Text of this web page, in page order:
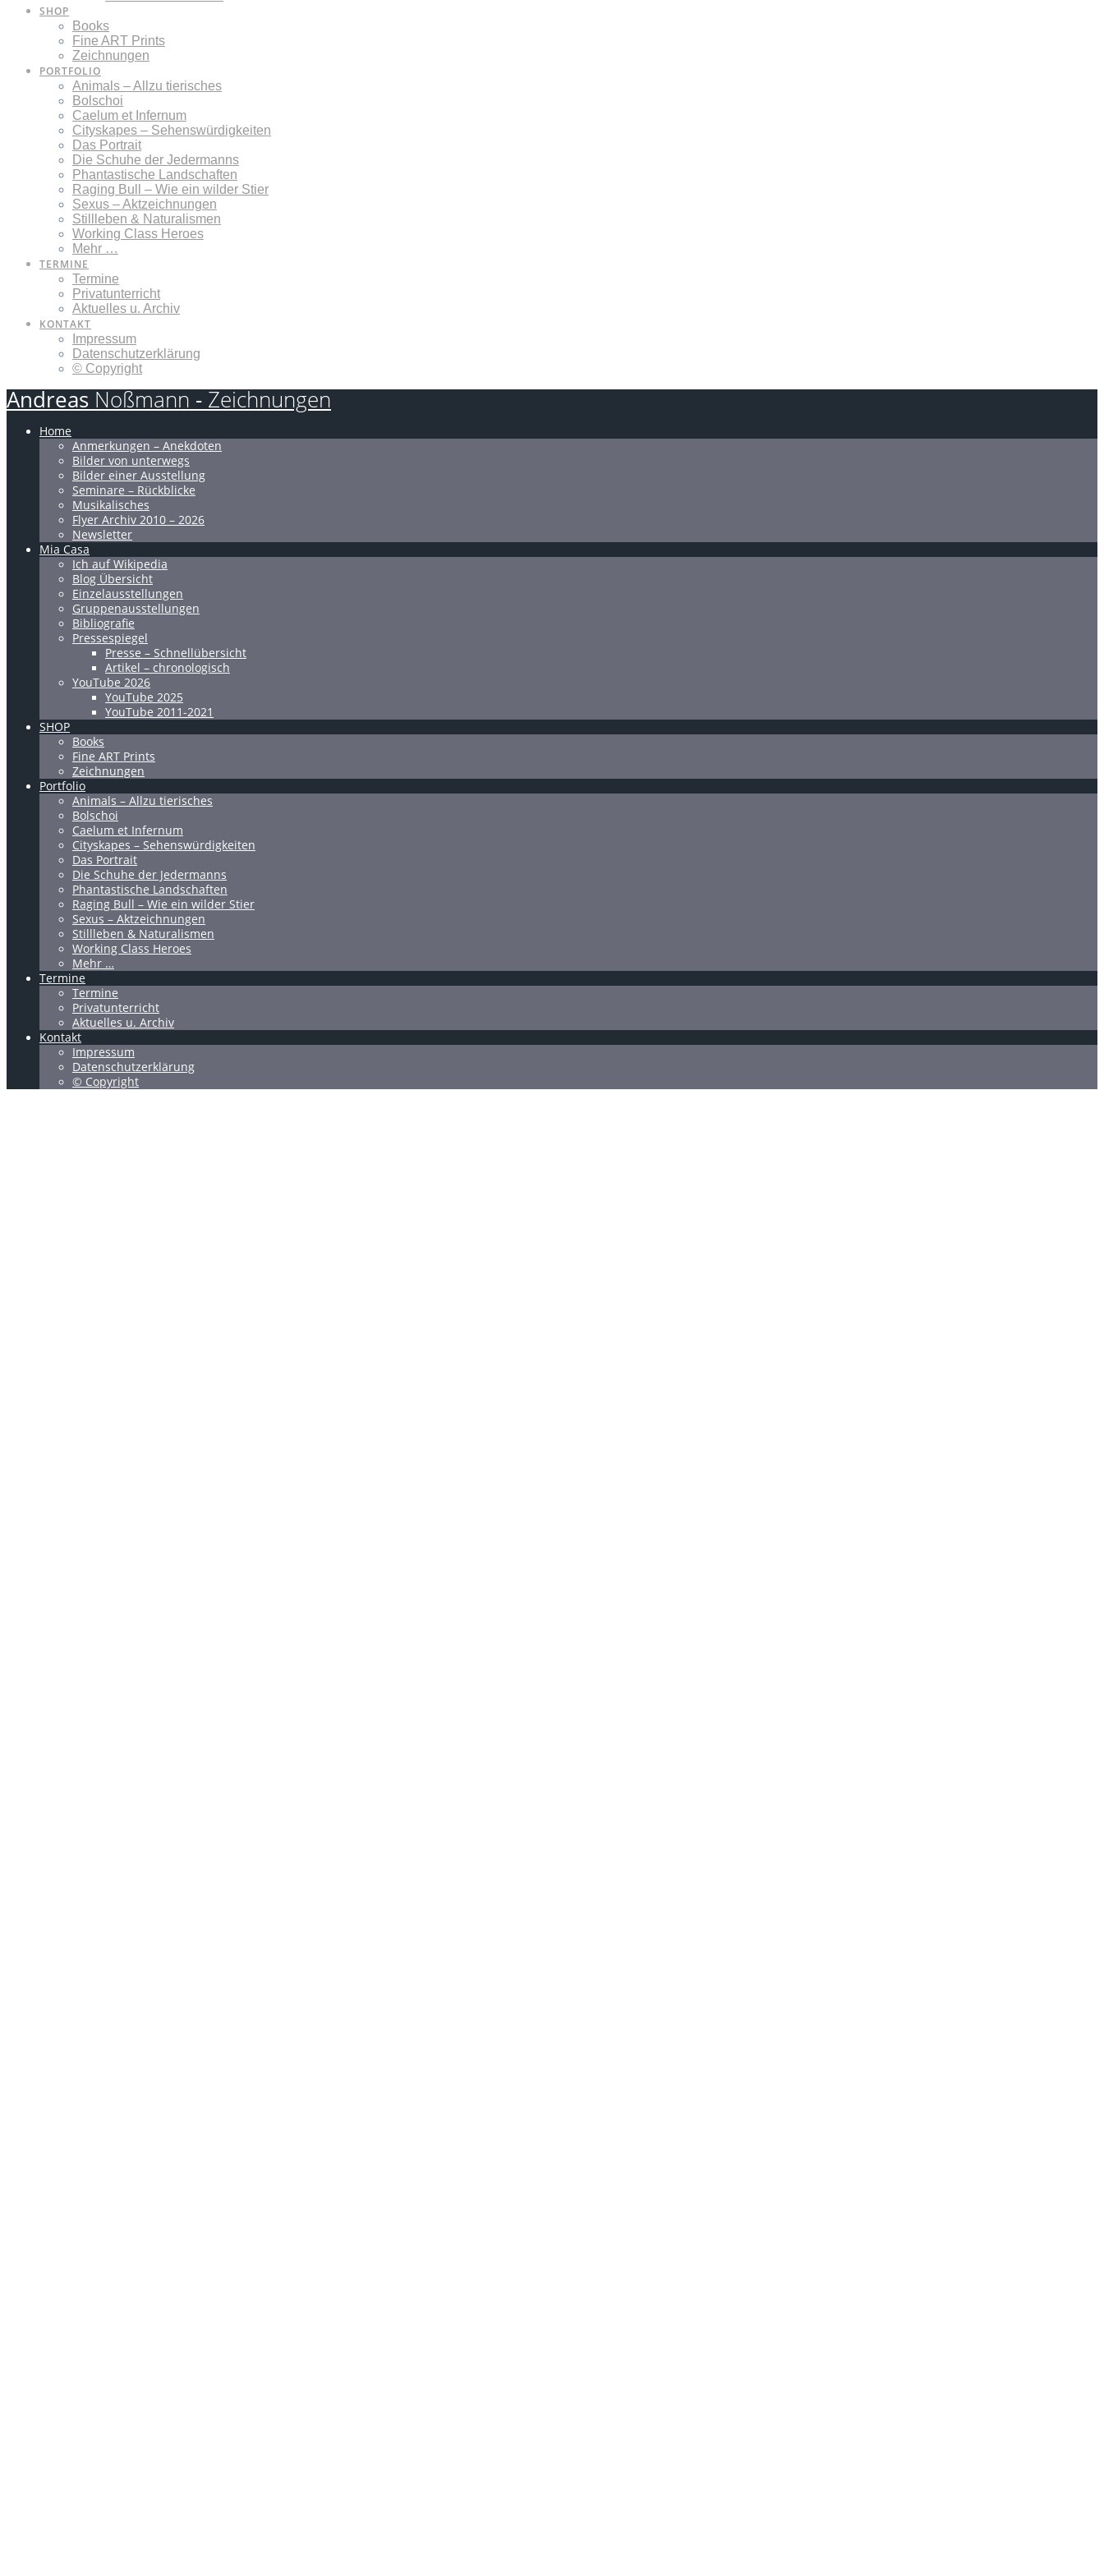
SHOP
Books
Fine ART Prints
Zeichnungen
PORTFOLIO
Animals – Allzu tierisches
Bolschoi
Caelum et Infernum
Cityskapes – Sehenswürdigkeiten
Das Portrait
Die Schuhe der Jedermanns
Phantastische Landschaften
Raging Bull – Wie ein wilder Stier
Sexus – Aktzeichnungen
Stillleben & Naturalismen
Working Class Heroes
Mehr …
TERMINE
Termine
Privatunterricht
Aktuelles u. Archiv
KONTAKT
Impressum
Datenschutzerklärung
© Copyright
Andreas Noßmann - Zeichnungen
Home
Anmerkungen – Anekdoten
Bilder von unterwegs
Bilder einer Ausstellung
Seminare – Rückblicke
Musikalisches
Flyer Archiv 2010 – 2026
Newsletter
Mia Casa
Ich auf Wikipedia
Blog Übersicht
Einzelausstellungen
Gruppenausstellungen
Bibliografie
Pressespiegel
Presse – Schnellübersicht
Artikel – chronologisch
YouTube 2026
YouTube 2025
YouTube 2011-2021
SHOP
Books
Fine ART Prints
Zeichnungen
Portfolio
Animals – Allzu tierisches
Bolschoi
Caelum et Infernum
Cityskapes – Sehenswürdigkeiten
Das Portrait
Die Schuhe der Jedermanns
Phantastische Landschaften
Raging Bull – Wie ein wilder Stier
Sexus – Aktzeichnungen
Stillleben & Naturalismen
Working Class Heroes
Mehr …
Termine
Termine
Privatunterricht
Aktuelles u. Archiv
Kontakt
Impressum
Datenschutzerklärung
© Copyright